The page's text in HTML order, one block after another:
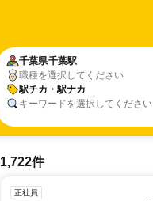
千葉県千葉駅
職種を選択してください
駅チカ・駅ナカ
キーワードを選択してください
1,722件
正社員